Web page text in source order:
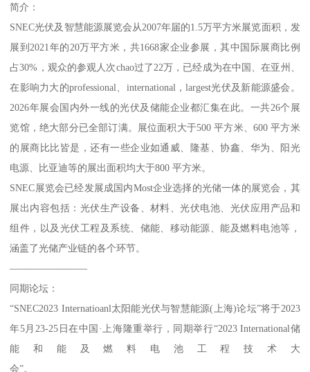
简介：
SNEC光伏及智慧能源展览会从2007年届的1.5万平方米展览面积，发
展到2021年的20万平方米，共1668家企业参展，其中国际展商比例
占30%，观众的参观人次chao过了22万，已经成为在中国、在亚州、
在影响力大的professional、international，largest光伏及新能源盛会。
2026年展会国内外一线的光伏及储能企业都汇集在此。一共26个展
览馆，绝大部分已全部订满。展位面积大于500 平方米、600 平方米
的展商比比皆是，还有一些企业如通威、隆基、协鑫、华为、阳光
电源、比亚迪等的展出面积均大于800 平方米。
SNEC展览会已经发展成国内Most企业选择的光储一体的展览会，其
展出内容包括：光伏生产设备、材料、光伏电池、光伏应用产品和
组件，以及光伏工程及系统、储能、移动能源、能及燃料电池等，
涵盖了光储产业链的各个环节。
————————
同期论坛：
“SNEC2023 Internatioanl太阳能光伏与智慧能源(上海)论坛”将于2023
年5月23-25日在中国·上海隆重举行，同期举行“2023 International储
能和能及燃料电池工程技术大
会”。